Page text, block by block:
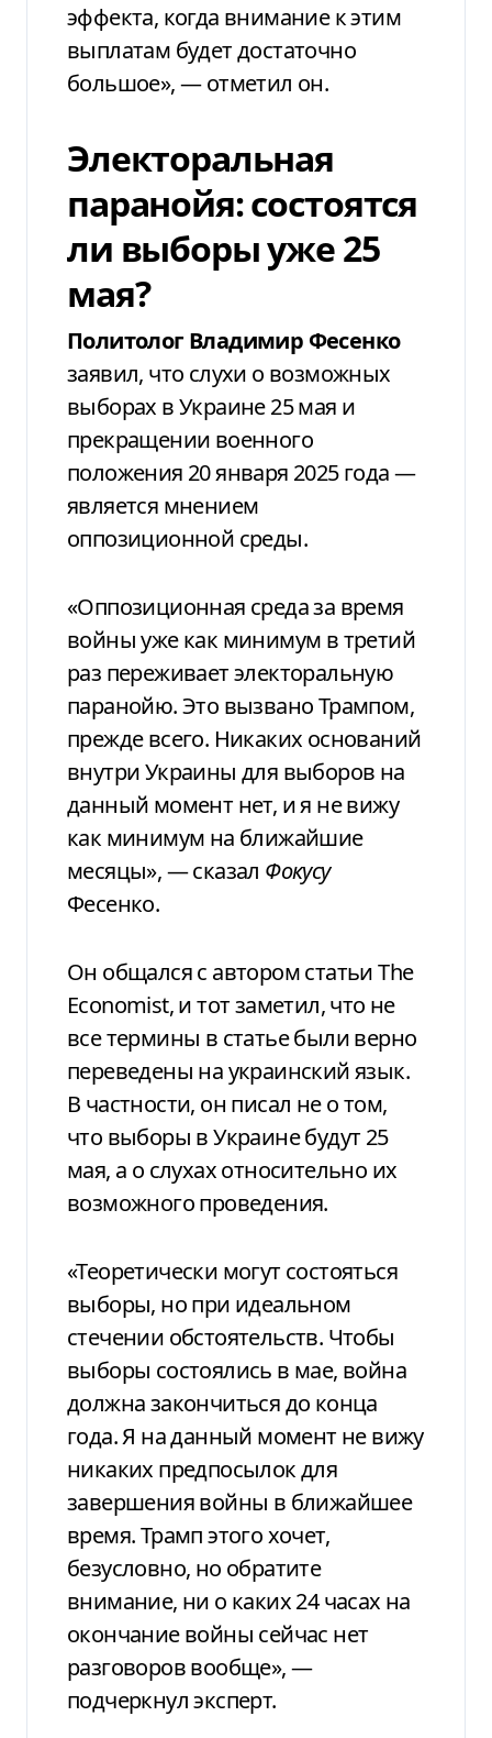
эффекта, когда внимание к этим
выплатам будет достаточно
большое», — отметил он.
Электоральная
паранойя: состоятся
ли выборы уже 25
мая?
Политолог Владимир Фесенко
заявил, что слухи о возможных
выборах в Украине 25 мая и
прекращении военного
положения 20 января 2025 года —
является мнением
оппозиционной среды.
«Оппозиционная среда за время
войны уже как минимум в третий
раз переживает электоральную
паранойю. Это вызвано Трампом,
прежде всего. Никаких оснований
внутри Украины для выборов на
данный момент нет, и я не вижу
как минимум на ближайшие
месяцы», — сказал Фокусу
Фесенко.
Он общался с автором статьи The
Economist, и тот заметил, что не
все термины в статье были верно
переведены на украинский язык.
В частности, он писал не о том,
что выборы в Украине будут 25
мая, а о слухах относительно их
возможного проведения.
«Теоретически могут состояться
выборы, но при идеальном
стечении обстоятельств. Чтобы
выборы состоялись в мае, война
должна закончиться до конца
года. Я на данный момент не вижу
никаких предпосылок для
завершения войны в ближайшее
время. Трамп этого хочет,
безусловно, но обратите
внимание, ни о каких 24 часах на
окончание войны сейчас нет
разговоров вообще», —
подчеркнул эксперт.